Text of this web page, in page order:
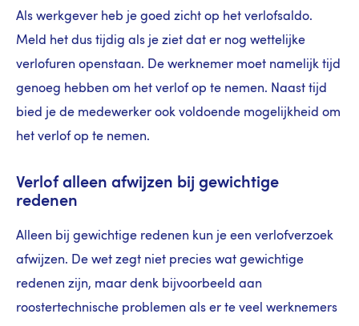
Als werkgever heb je goed zicht op het verlofsaldo.
Meld het dus tijdig als je ziet dat er nog wettelijke
verlofuren openstaan. De werknemer moet namelijk tijd
genoeg hebben om het verlof op te nemen. Naast tijd
bied je de medewerker ook voldoende mogelijkheid om
het verlof op te nemen.
Verlof alleen afwijzen bij gewichtige
redenen
Alleen bij gewichtige redenen kun je een verlofverzoek
afwijzen. De wet zegt niet precies wat gewichtige
redenen zijn, maar denk bijvoorbeeld aan
roostertechnische problemen als er te veel werknemers